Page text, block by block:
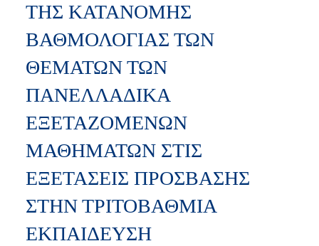
ΤΗΣ ΚΑΤΑΝΟΜΗΣ
ΒΑΘΜΟΛΟΓΙΑΣ ΤΩΝ
ΘΕΜΑΤΩΝ ΤΩΝ
ΠΑΝΕΛΛΑΔΙΚΑ
ΕΞΕΤΑΖΟΜΕΝΩΝ
ΜΑΘΗΜΑΤΩΝ ΣΤΙΣ
ΕΞΕΤΑΣΕΙΣ ΠΡΟΣΒΑΣΗΣ
ΣΤΗΝ ΤΡΙΤΟΒΑΘΜΙΑ
ΕΚΠΑΙΔΕΥΣΗ